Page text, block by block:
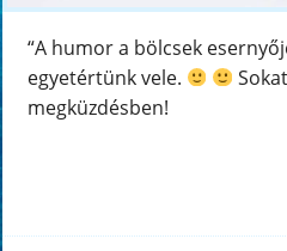
“A humor a bölcsek
egyetértünk vele.
megküzdésben!